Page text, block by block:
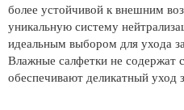
более устойчивой к внешним
уникальную систему
идеальным выбором для ухода
Влажные салфетки не содержат
обеспечивают деликатный уход